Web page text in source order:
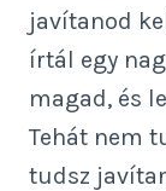
javítanod
írtál egy
magad, és
Tehát nem
tudsz